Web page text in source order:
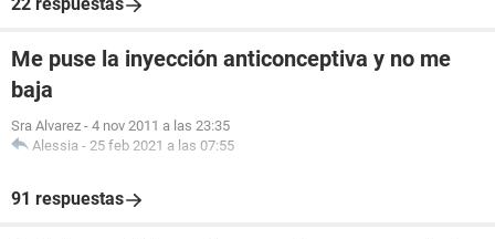
Me puse la inyección anticonceptiva y no me
baja
Sra Alvarez - 4 nov 2011 a las 23:35
Alessia - 25 feb 2021 a las 07:55
91 respuestas